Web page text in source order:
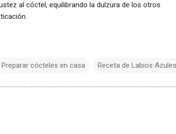
al cóctel, equilibrando la dulzura de los otros
Preparar cócteles en casa Receta de Labios Azules